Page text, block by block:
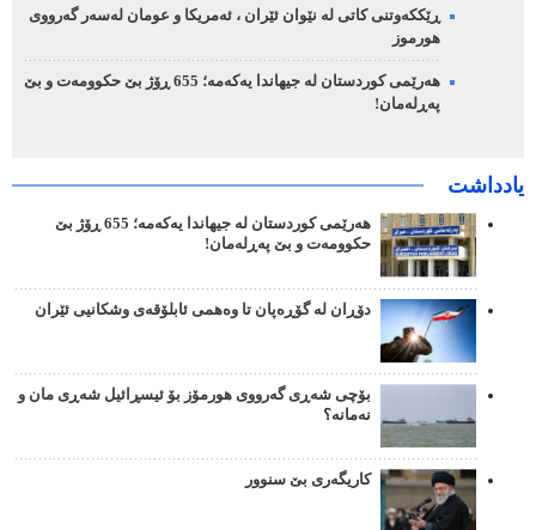
ڕێککەوتنی کاتی لە نێوان ئێران ، ئەمریکا و عومان لەسەر گەرووی
هورموز
هەرێمی کوردستان لە جیهاندا یەکەمە؛ 655 ڕۆژ بێ حکوومەت و بێ
پەڕلەمان!
یادداشت
هەرێمی کوردستان لە جیهاندا یەکەمە؛ 655 ڕۆژ بێ
حکوومەت و بێ پەڕلەمان!
دۆڕان لە گۆڕەپان تا وەهمی ئابلۆقەی وشکانیی ئێران
بۆچی شەڕی گەرووی هورمۆز بۆ ئیسڕائیل شەڕی مان و
نەمانە؟
کاریگەری بێ سنوور